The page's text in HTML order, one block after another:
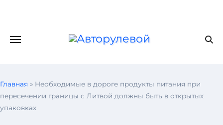
Главная » Необходимые в дороге продукты питания при
пересечении границы с Литвой должны быть в открытых
упаковках